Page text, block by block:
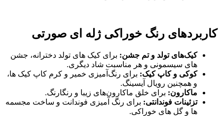
کاربردهای رنگ خوراکی ژله ای صورتی
کیک‌های تولد و تم جشن: برای کیک های تولد دخترانه، جشن
های سیسمونی و هر مناسبت شاد دیگری.
کوکی و کاپ کیک: برای رنگ‌آمیزی خمیر و کرم کاپ کیک ها،
و همچنین رویال آیسینگ.
ماکارون: برای خلق ماکارون‌های زیبا و رنگارنگ.
تزئینات فوندانتی: برای رنگ آمیزی فوندانت و ساخت مجسمه
ها و گل های خوراکی.